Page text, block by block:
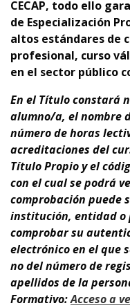
CECAP, todo ello
de Especialización
altos estándares de
profesional, curso
en el sector público
En el Títuloconstará
alumno/a, el nombre
número de horas
acreditaciones del
Título Propio y el
con el cual se podrá
comprobación puede
institución, entidad o
comprobar su
electrónico en el que
no del número de
apellidos de la
Formativo:Acceso a